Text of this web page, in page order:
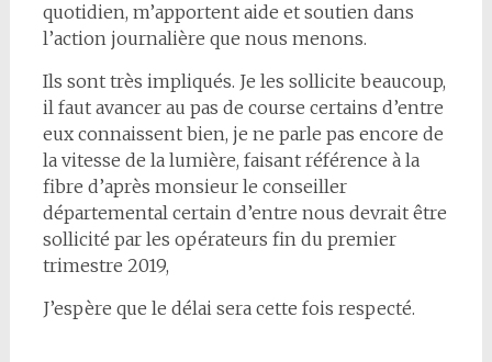
quotidien, m’apportent aide et soutien dans
l’action journalière que nous menons.
Ils sont très impliqués. Je les sollicite beaucoup,
il faut avancer au pas de course certains d’entre
eux connaissent bien, je ne parle pas encore de
la vitesse de la lumière, faisant référence à la
fibre d’après monsieur le conseiller
départemental certain d’entre nous devrait être
sollicité par les opérateurs fin du premier
trimestre 2019,
J’espère que le délai sera cette fois respecté.